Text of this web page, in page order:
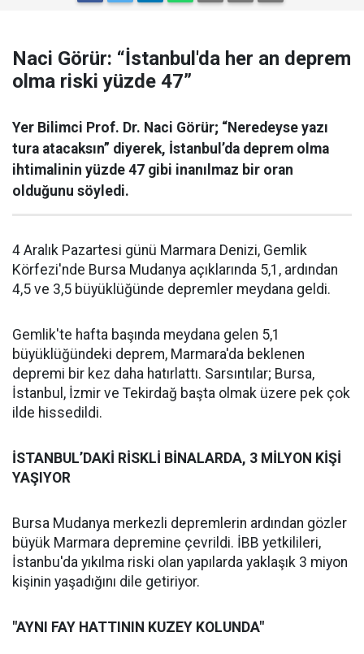
Naci Görür: “İstanbul'da her an deprem
olma riski yüzde 47”
Yer Bilimci Prof. Dr. Naci Görür; “Neredeyse yazı
tura atacaksın” diyerek, İstanbul’da deprem olma
ihtimalinin yüzde 47 gibi inanılmaz bir oran
olduğunu söyledi.
4 Aralık Pazartesi günü Marmara Denizi, Gemlik
Körfezi'nde Bursa Mudanya açıklarında 5,1, ardından
4,5 ve 3,5 büyüklüğünde depremler meydana geldi.
Gemlik'te hafta başında meydana gelen 5,1
büyüklüğündeki deprem, Marmara'da beklenen
depremi bir kez daha hatırlattı. Sarsıntılar; Bursa,
İstanbul, İzmir ve Tekirdağ başta olmak üzere pek çok
ilde hissedildi.
İSTANBUL’DAKİ RİSKLİ BİNALARDA, 3 MİLYON KİŞİ
YAŞIYOR
Bursa Mudanya merkezli depremlerin ardından gözler
büyük Marmara depremine çevrildi. İBB yetkilileri,
İstanbu'da yıkılma riski olan yapılarda yaklaşık 3 miyon
kişinin yaşadığını dile getiriyor.
"AYNI FAY HATTININ KUZEY KOLUNDA"